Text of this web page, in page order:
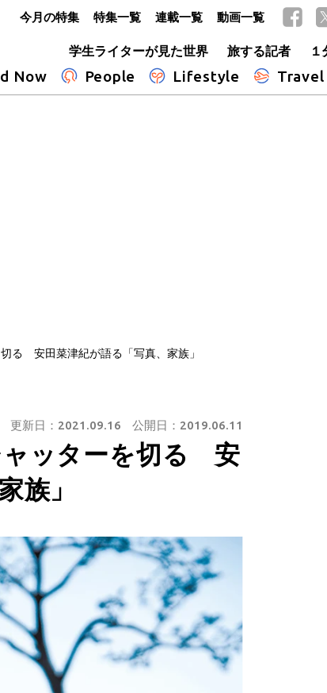
学生ライターが見た世界
旅する記者
Now People Lifestyle Travel
今月の特集 特集一覧 連載一覧 動画一覧
る 安田菜津紀が語る「写真、家族」
ャッターを切る 安
族」
更新日： 2021.09.16 公開日： 2019.06.11